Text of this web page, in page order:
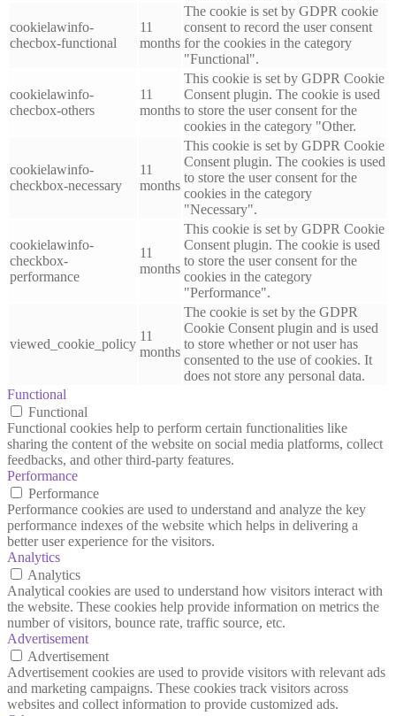
cookielawinfo-
checbox-functional
11
months
The cookie is set by GDPR cookie
consent to record the user consent
for the cookies in the category
"Functional".
cookielawinfo-
checbox-others
11
months
This cookie is set by GDPR Cookie
Consent plugin. The cookie is used
to store the user consent for the
cookies in the category "Other.
cookielawinfo-
checkbox-necessary
11
months
This cookie is set by GDPR Cookie
Consent plugin. The cookies is used
to store the user consent for the
cookies in the category
"Necessary".
cookielawinfo-
checkbox-
performance
11
months
This cookie is set by GDPR Cookie
Consent plugin. The cookie is used
to store the user consent for the
cookies in the category
"Performance".
viewed_cookie_policy
11
months
The cookie is set by the GDPR
Cookie Consent plugin and is used
to store whether or not user has
consented to the use of cookies. It
does not store any personal data.
Functional
Functional
Functional cookies help to perform certain functionalities like
sharing the content of the website on social media platforms, collect
feedbacks, and other third-party features.
Performance
Performance
Performance cookies are used to understand and analyze the key
performance indexes of the website which helps in delivering a
better user experience for the visitors.
Analytics
Analytics
Analytical cookies are used to understand how visitors interact with
the website. These cookies help provide information on metrics the
number of visitors, bounce rate, traffic source, etc.
Advertisement
Advertisement
Advertisement cookies are used to provide visitors with relevant ads
and marketing campaigns. These cookies track visitors across
websites and collect information to provide customized ads.